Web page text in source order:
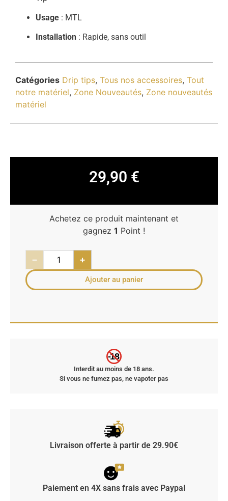
Usage : MTL
Installation : Rapide, sans outil
Catégories Drip tips, Tous nos accessoires, Tout
notre matériel, Zone Nouveautés, Zone nouveautés
matériel
29,90 €
Achetez ce produit maintenant et
gagnez 1 Point !
− +
Ajouter au panier
-18
Interdit au moins de 18 ans.
Si vous ne fumez pas, ne vapoter pas
Livraison offerte à partir de 29.90€
Paiement en 4X sans frais avec Paypal